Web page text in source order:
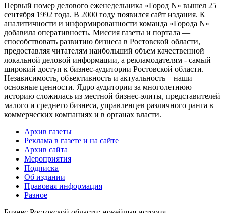
Первый номер делового еженедельника «Город N» вышел 25
сентября 1992 года. В 2000 году появился сайт издания. К
аналитичности и информированности команда «Города N»
добавила оперативность. Миссия газеты и портала —
способствовать развитию бизнеса в Ростовской области,
предоставляя читателям наибольший объем качественной
локальной деловой информации, а рекламодателям - самый
широкий доступ к бизнес-аудитории Ростовской области.
Независимость, объективность и актуальность – наши
основные ценности. Ядро аудитории за многолетнюю
историю сложилась из местной бизнес-элиты, представителей
малого и среднего бизнеса, управленцев различного ранга в
коммерческих компаниях и в органах власти.
Архив газеты
Реклама в газете и на сайте
Архив сайта
Мероприятия
Подписка
Об издании
Правовая информация
Разное